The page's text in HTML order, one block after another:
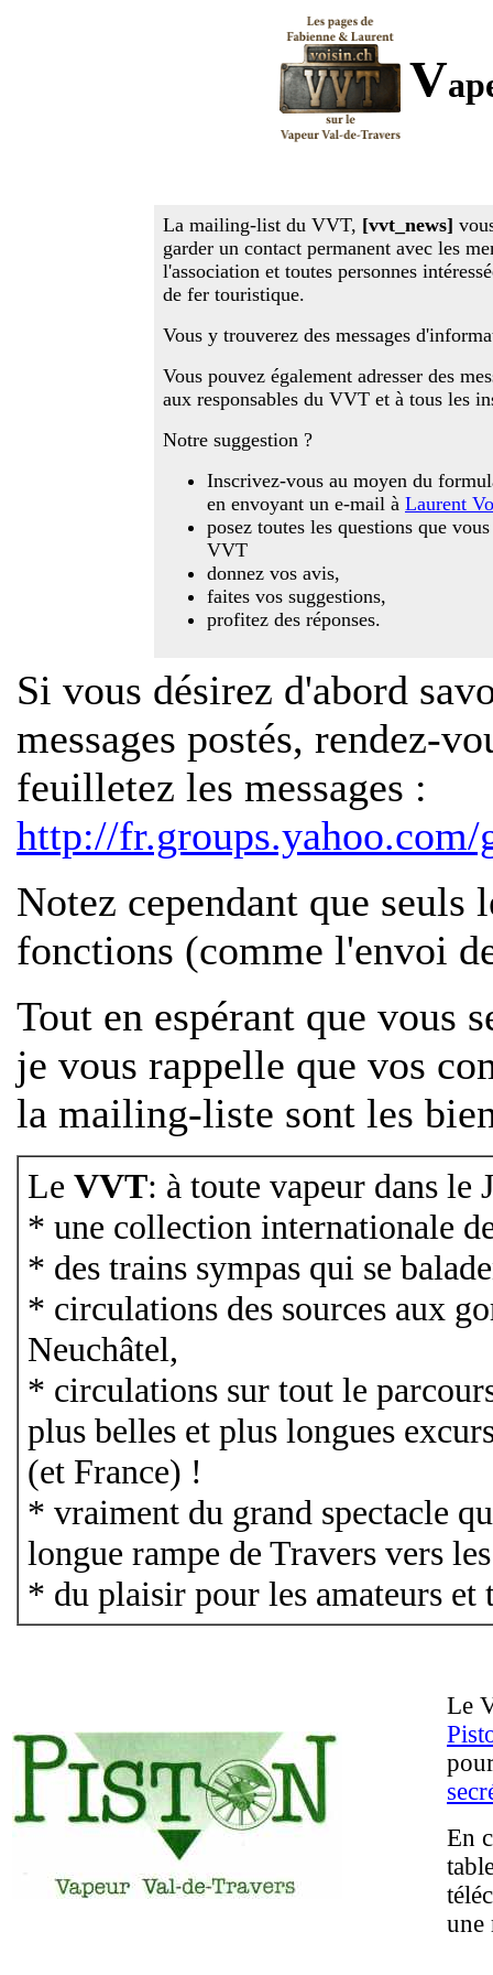
V
La mailing-list du VVT, [vvt_news]
garder un contact permanent avec les
l'association et toutes personnes
de fer touristique.
Vous y trouverez des messages
Vous pouvez également adresser des
aux responsables du VVT et à tous les
Notre suggestion ?
Inscrivez-vous au moyen du
en envoyant un e-mail à Laurent
posez toutes les questions que
VVT
donnez vos avis,
faites vos suggestions,
profitez des réponses.
Si vous désirez d'abord
messages postés, rendez-
feuilletez les messages :
http://
Notez cependant que seuls
fonctions (comme l'envoi
Tout en espérant que vous
je vous rappelle que vos
la mailing-liste sont les
Le VVT: à toute vapeur dans le
* une collection internationale
* des trains sympas qui se
* circulations des sources aux
Neuchâtel,
* circulations sur tout le
plus belles et plus longues
(et France) !
* vraiment du grand spectacle
longue rampe de Travers vers
* du plaisir pour les amateurs
Le
En
une